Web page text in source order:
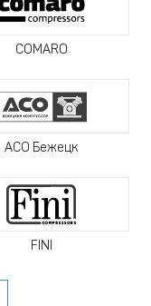
COMARO
АСО Бежецк
FINI